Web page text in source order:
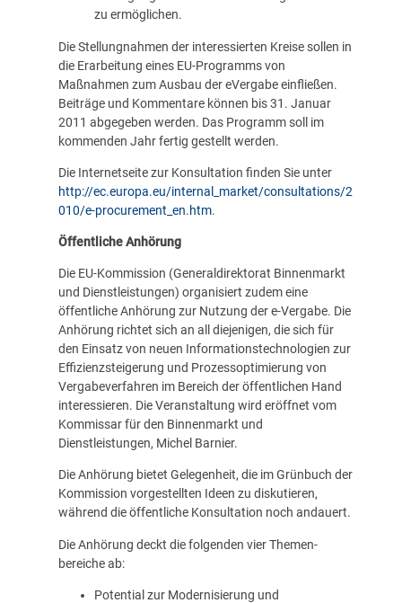
zu ermöglichen.
Die Stellungnahmen der interessierten Kreise sollen in
die Erarbeitung eines EU-Programms von
Maßnahmen zum Ausbau der eVergabe einfließen.
Beiträge und Kommentare können bis 31. Januar
2011 abgegeben werden. Das Programm soll im
kommenden Jahr fertig gestellt werden.
Die Internetseite zur Konsultation finden Sie unter
http://ec.europa.eu/internal_market/consultations/2
010/e-procurement_en.htm.
Öffentliche Anhörung
Die EU-Kommission (Generaldirektorat Binnenmarkt
und Dienstleistungen) organisiert zudem eine
öffentliche Anhörung zur Nutzung der e-Vergabe. Die
Anhörung richtet sich an all diejenigen, die sich für
den Einsatz von neuen Informationstechnologien zur
Effizienzsteigerung und Prozessoptimierung von
Vergabeverfahren im Bereich der öffentlichen Hand
interessieren. Die Veranstaltung wird eröffnet vom
Kommissar für den Binnenmarkt und
Dienstleistungen, Michel Barnier.
Die Anhörung bietet Gelegenheit, die im Grünbuch der
Kommission vorgestellten Ideen zu diskutieren,
während die öffentliche Konsultation noch andauert.
Die Anhörung deckt die folgenden vier Themen­
bereiche ab:
Potential zur Modernisierung und